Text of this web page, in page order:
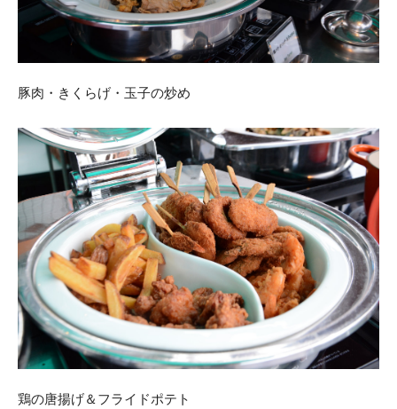
豚肉・きくらげ・玉子の炒め
鶏の唐揚げ＆フライドポテト